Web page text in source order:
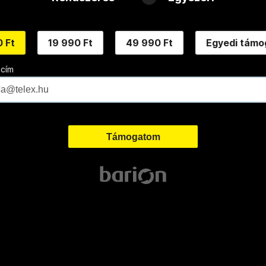
Ft 19 990 Ft 49 990 Ft Egyedi